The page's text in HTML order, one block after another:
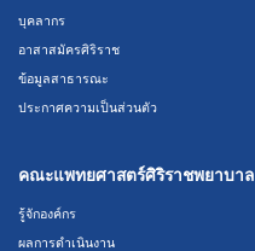
บุคลากร
อาสาสมัครศิริราช
ข้อมูลสาธารณะ
ประกาศความเป็นส่วนตัว
คณะแพทยศาสตร์ศิริราชพยาบาล
รู้จักองค์กร
ผลการดำเนินงาน